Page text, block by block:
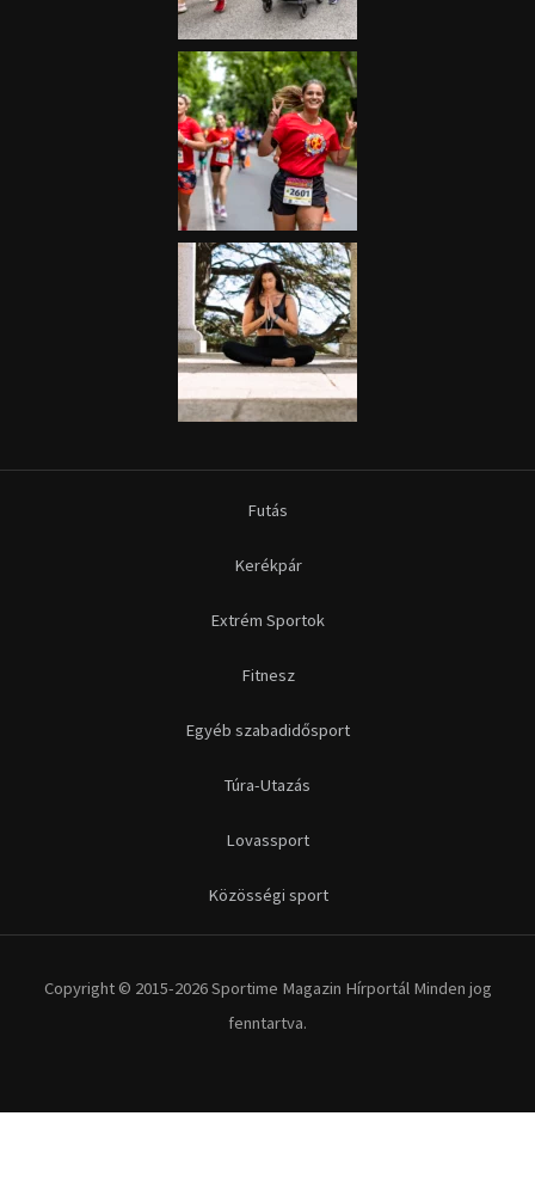
Futás
Kerékpár
Extrém Sportok
Fitnesz
Egyéb szabadidősport
Túra-Utazás
Lovassport
Közösségi sport
Copyright © 2015-2026 Sportime Magazin Hírportál Minden jog
fenntartva.